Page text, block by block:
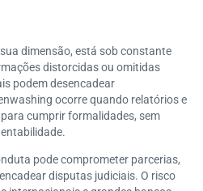
dimensão, está sob constante
distorcidas ou omitidas
podem desencadear
ocorre quando relatórios e
cumprir formalidades, sem
pode comprometer parcerias,
disputas judiciais. O risco